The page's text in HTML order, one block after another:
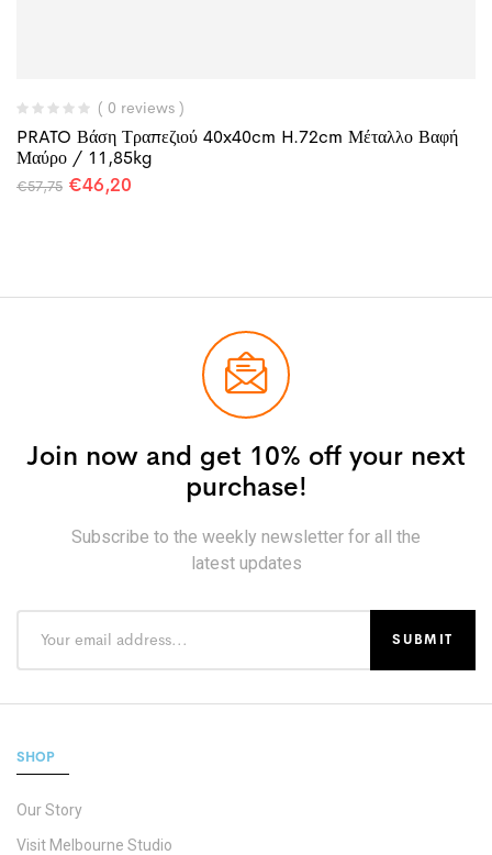
( 0 reviews )
PRATO Βάση Τραπεζιού 40x40cm H.72cm Μέταλλο Βαφή
Μαύρο / 11,85kg
€57,75 €46,20
Join now and get 10% off your next
purchase!
Subscribe to the weekly newsletter for all the
latest updates
SHOP
Our Story
Visit Melbourne Studio